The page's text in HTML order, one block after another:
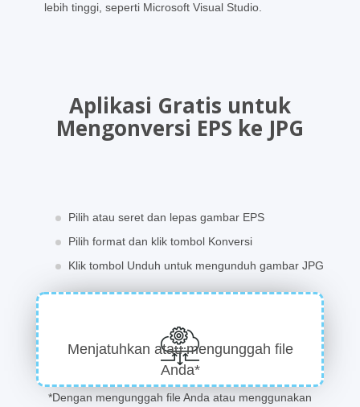
lebih tinggi, seperti Microsoft Visual Studio.
Aplikasi Gratis untuk
Mengonversi EPS ke JPG
Pilih atau seret dan lepas gambar EPS
Pilih format dan klik tombol Konversi
Klik tombol Unduh untuk mengunduh gambar JPG
Menjatuhkan atau mengunggah file
Anda*
*Dengan mengunggah file Anda atau menggunakan